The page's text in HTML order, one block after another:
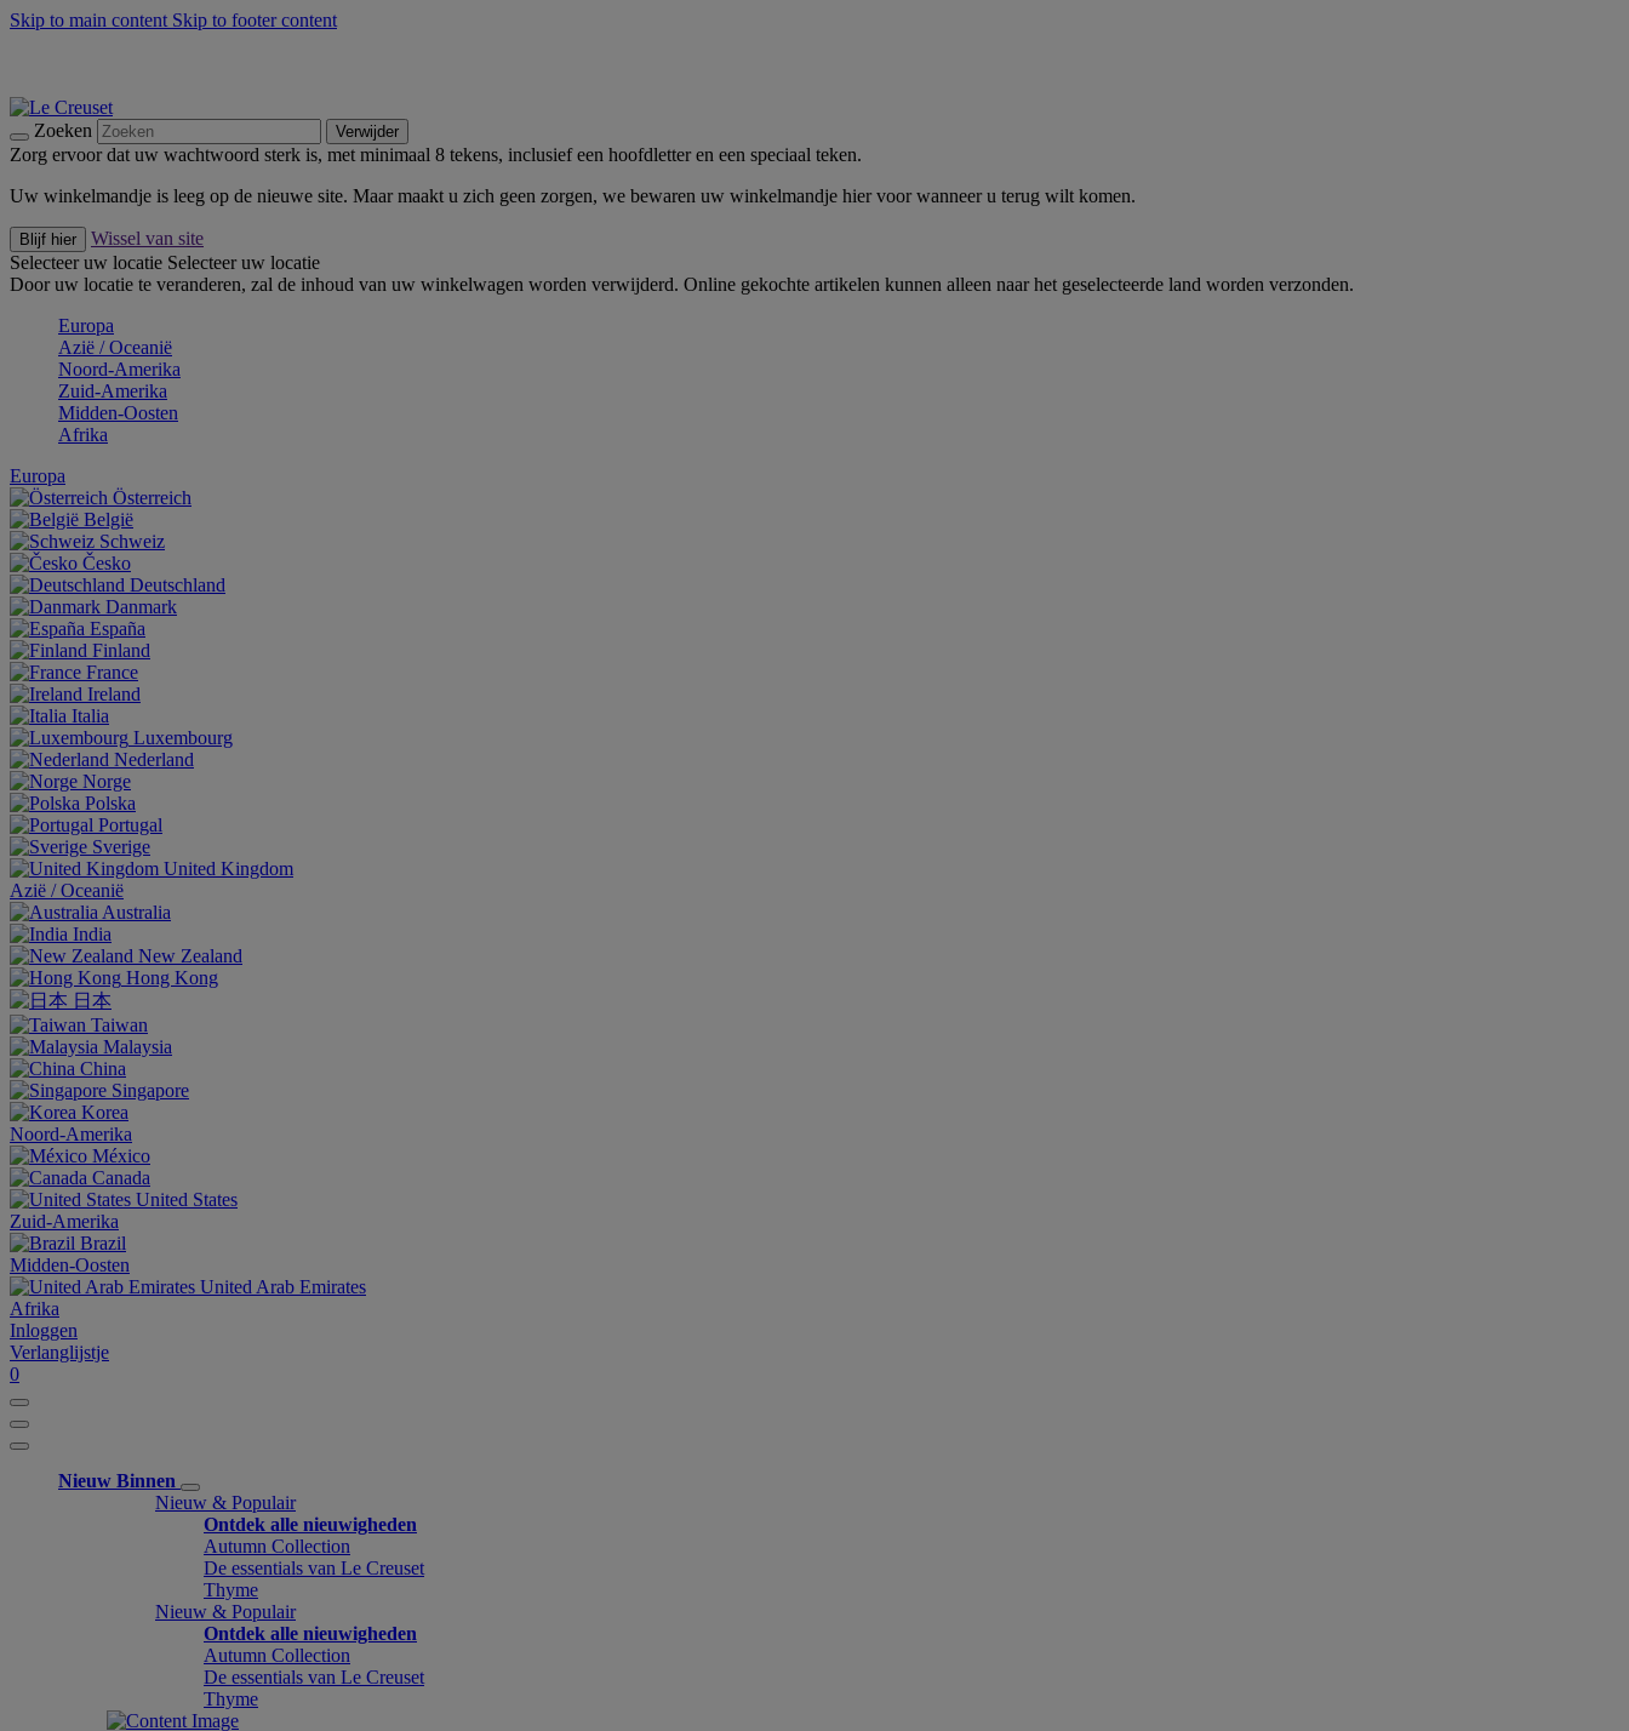
Skip to main content Skip to footer content
Zoeken Verwijder
Zorg ervoor dat uw wachtwoord sterk is, met minimaal 8 tekens, inclusief een hoofdletter en een speciaal teken.
Uw winkelmandje is leeg op de nieuwe site. Maar maakt u zich geen zorgen, we bewaren uw winkelmandje hier voor wanneer u terug wilt komen.
Blijf hier
Wissel van site
Selecteer uw locatie Selecteer uw locatie
Door uw locatie te veranderen, zal de inhoud van uw winkelwagen worden verwijderd. Online gekochte artikelen kunnen alleen naar het geselecteerde land worden verzonden.
Europa
Aziё / Oceaniё
Noord-Amerika
Zuid-Amerika
Midden-Oosten
Afrika
Europa
Österreich
België
Schweiz
Česko
Deutschland
Danmark
España
Finland
France
Ireland
Italia
Luxembourg
Nederland
Norge
Polska
Portugal
Sverige
United Kingdom
Aziё / Oceaniё
Australia
India
New Zealand
Hong Kong
日本
Taiwan
Malaysia
China
Singapore
Korea
Noord-Amerika
México
Canada
United States
Zuid-Amerika
Brazil
Midden-Oosten
United Arab Emirates
Afrika
Inloggen
Verlanglijstje
0
Nieuw Binnen
Nieuw & Populair
Ontdek alle nieuwigheden
Autumn Collection
De essentials van Le Creuset
Thyme
Nieuw & Populair
Ontdek alle nieuwigheden
Autumn Collection
De essentials van Le Creuset
Thyme